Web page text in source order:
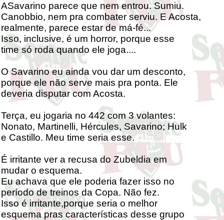
ASavarino parece que nem entrou. Sumiu.
Canobbio, nem pra combater serviu. E Acosta,
realmente, parece estar de má-fé...
Isso, inclusive, é um horror, porque esse
time só roda quando ele joga....
O Savarino eu ainda vou dar um desconto,
porque ele não serve mais pra ponta. Ele
deveria disputar com Acosta.
Terça, eu jogaria no 442 com 3 volantes:
Nonato, Martinelli, Hércules, Savarino; Hulk
e Castillo. Meu time seria esse.
É irritante ver a recusa do Zubeldia em
mudar o esquema.
Eu achava que ele poderia fazer isso no
período de treinos da Copa. Não fez.
Isso é irritante,porque seria o melhor
esquema pras características desse grupo